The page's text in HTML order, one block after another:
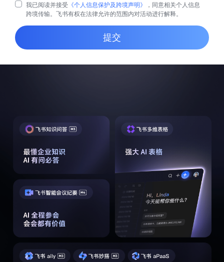
我已阅读并接受 《个人信息保护及跨境声明》
，同意相关个人信息
跨境传输。飞书有权在法律允许的范围内对活动进行解释。
提交